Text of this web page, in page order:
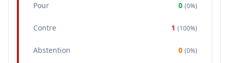
Pour 0 (0%)
Contre 1 (100%)
Abstention 0 (0%)